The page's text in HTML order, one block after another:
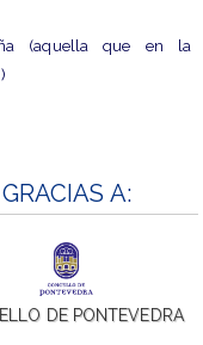
(aquella que en la
A:
DE PONTEVEDRA